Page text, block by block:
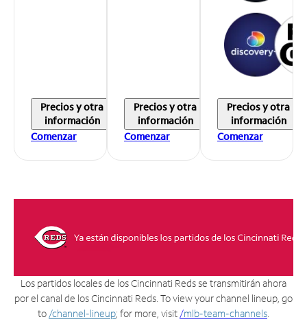
Precios y otra
información
Comenzar
Precios y otra
información
Comenzar
Precios y otra
información
Comenzar
Los partidos locales de los Cincinnati Reds se transmitirán ahora
por el canal de los Cincinnati Reds. To view your channel lineup, go
to /channel-lineup; for more, visit /mlb-team-channels